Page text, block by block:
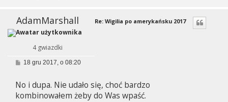
AdamMarshall
4 gwiazdki
Re: Wigilia po amerykańsku 2017
P
t
18 gru 2017, o 08:20
No i dupa. Nie udało się, choć bardzo
kombinowałem żeby do Was wpaść.